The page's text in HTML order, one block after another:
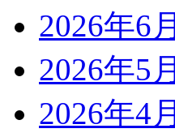
2026年6月
2026年5月
2026年4月